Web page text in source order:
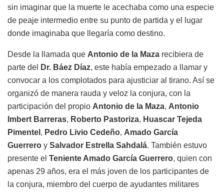
sin imaginar que la muerte le acechaba como una especie
de peaje intermedio entre su punto de partida y el lugar
donde imaginaba que llegaría como destino.
Desde la llamada que Antonio de la Maza recibiera de
parte del
Dr. Báez Díaz, este había empezado a llamar y
convocar a los complotados para ajusticiar al tirano. Así se
organizó de manera rauda y veloz la conjura, con la
participación del propio Antonio de la Maza, Antonio
Imbert Barreras, Roberto Pastoriza, Huascar Tejeda
Pimentel , Pedro Livio Cedeño, Amado García
Guerrero y Salvador Estrella Sahdalá. También estuvo
presente el Teniente Amado García Guerrero, quien con
apenas 29 años, era el más joven de los participantes de
la conjura, miembro del cuerpo de ayudantes militares